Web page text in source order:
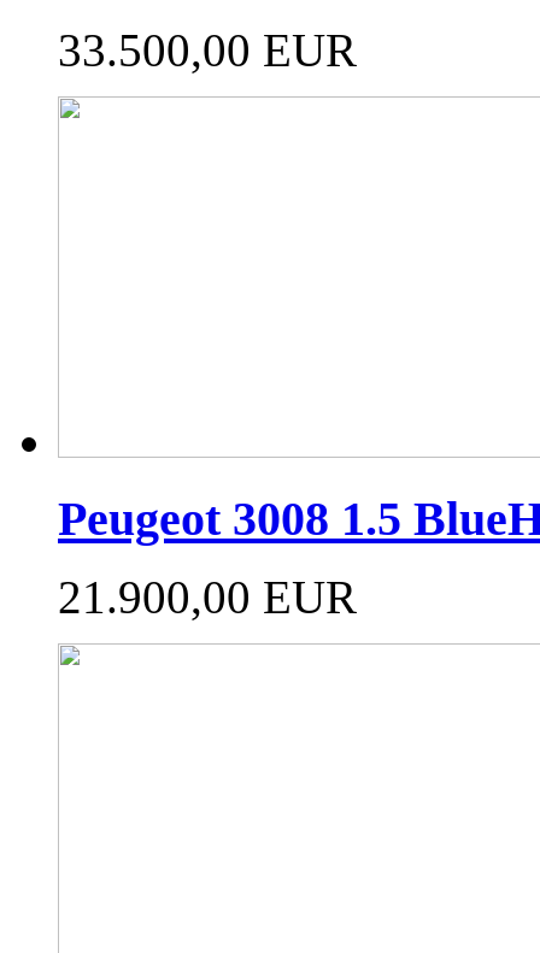
33.500,00 EUR
Peugeot 3008 1.5
21.900,00 EUR